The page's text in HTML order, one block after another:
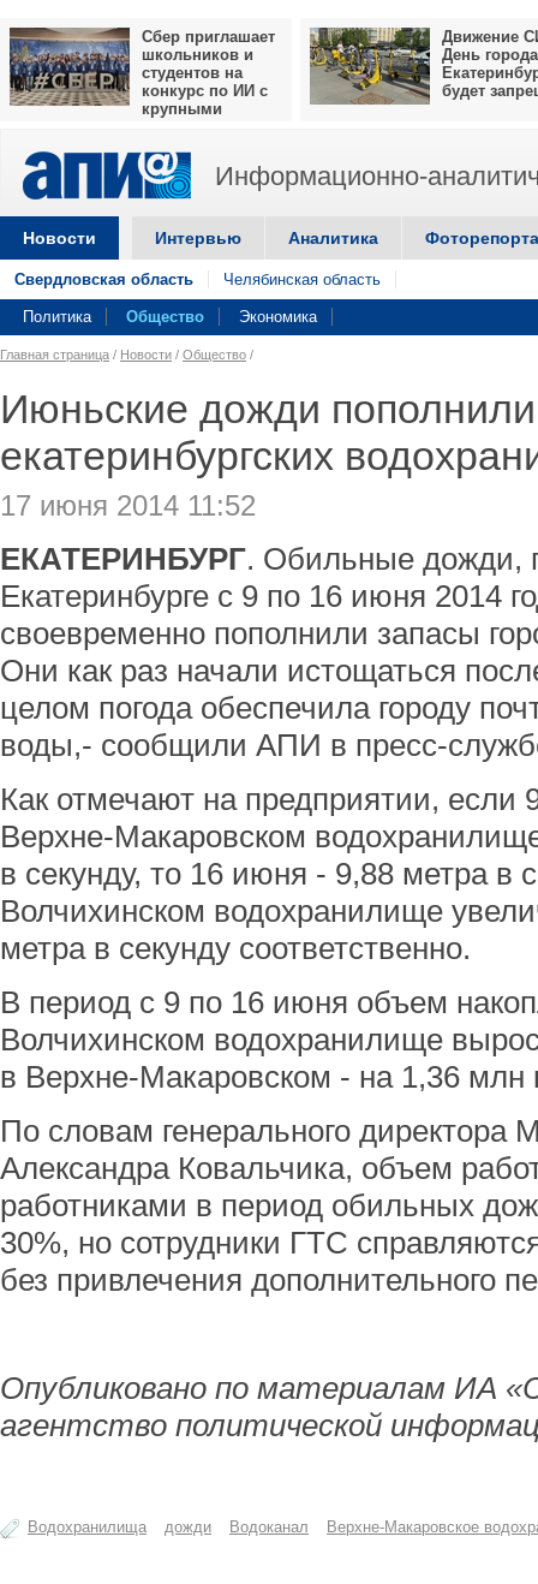
Сбер приглашает
школьников и
студентов на
конкурс по ИИ с
крупными
Движение
День города
будет
Информационно-
Новости Интервью Аналитика
Свердловская область Челябинская область
Политика Общество Экономика
Главная страница / Новости / Общество /
Июньские дожди
екатеринбургских
17 июня 2014 11:52
ЕКАТЕРИНБУРГ. Обильные дожди,
Екатеринбурге с 9 по 16 июня 2014
своевременно пополнили запасы
Они как раз начали истощаться
целом погода обеспечила городу
воды,- сообщили АПИ в пресс-
Как отмечают на предприятии, если
Верхне-Макаровском
в секунду, то 16 июня - 9,88 метра в
Волчихинском водохранилище
метра в секунду соответственно.
В период с 9 по 16 июня объем
Волчихинском водохранилище
в Верхне-Макаровском - на 1,36 млн
По словам генерального директора
Александра Ковальчика, объем
работниками в период обильных
30%, но сотрудники ГТС
без привлечения дополнительного
Опубликовано по материалам ИА
агентство политической
Водохранилища дожди Водоканал Верхне-Макаровское